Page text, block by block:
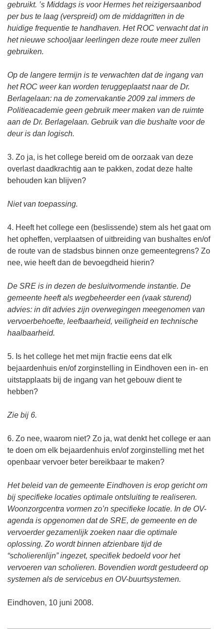
gebruikt. ’s Middags is voor Hermes het reizigersaanbod
per bus te laag (verspreid) om de middagritten in de
huidige frequentie te handhaven. Het ROC verwacht dat in
het nieuwe schooljaar leerlingen deze route meer zullen
gebruiken.
Op de langere termijn is te verwachten dat de ingang van
het ROC weer kan worden teruggeplaatst naar de Dr.
Berlagelaan: na de zomervakantie 2009 zal immers de
Politieacademie geen gebruik meer maken van de ruimte
aan de Dr. Berlagelaan. Gebruik van die bushalte voor de
deur is dan logisch.
3. Zo ja, is het college bereid om de oorzaak van deze
overlast daadkrachtig aan te pakken, zodat deze halte
behouden kan blijven?
Niet van toepassing.
4. Heeft het college een (beslissende) stem als het gaat om
het opheffen, verplaatsen of uitbreiding van bushaltes en/of
de route van de stadsbus binnen onze gemeentegrens? Zo
nee, wie heeft dan de bevoegdheid hierin?
De SRE is in dezen de besluitvormende instantie. De
gemeente heeft als wegbeheerder een (vaak sturend)
advies: in dit advies zijn overwegingen meegenomen van
vervoerbehoefte, leefbaarheid, veiligheid en technische
haalbaarheid.
5. Is het college het met mijn fractie eens dat elk
bejaardenhuis en/of zorginstelling in Eindhoven een in- en
uitstapplaats bij de ingang van het gebouw dient te
hebben?
Zie bij 6.
6. Zo nee, waarom niet? Zo ja, wat denkt het college er aan
te doen om elk bejaardenhuis en/of zorginstelling met het
openbaar vervoer beter bereikbaar te maken?
Het beleid van de gemeente Eindhoven is erop gericht om
bij specifieke locaties optimale ontsluiting te realiseren.
Woonzorgcentra vormen zo’n specifieke locatie. In de OV-
agenda is opgenomen dat de SRE, de gemeente en de
vervoerder gezamenlijk zoeken naar die optimale
oplossing. Zo wordt binnen afzienbare tijd de
“scholierenlijn” ingezet, specifiek bedoeld voor het
vervoeren van scholieren. Bovendien wordt gestudeerd op
systemen als de servicebus en OV-buurtsystemen.
Eindhoven, 10 juni 2008.